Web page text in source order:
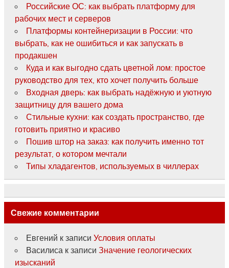
Российские ОС: как выбрать платформу для
рабочих мест и серверов
Платформы контейнеризации в России: что
выбрать, как не ошибиться и как запускать в
продакшен
Куда и как выгодно сдать цветной лом: простое
руководство для тех, кто хочет получить больше
Входная дверь: как выбрать надёжную и уютную
защитницу для вашего дома
Стильные кухни: как создать пространство, где
готовить приятно и красиво
Пошив штор на заказ: как получить именно тот
результат, о котором мечтали
Типы хладагентов, используемых в чиллерах
Свежие комментарии
Евгений к записи Условия оплаты
Василиса к записи Значение геологических
изысканий